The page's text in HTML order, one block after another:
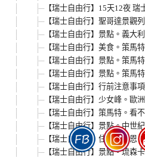
【瑞士自由行】15天12夜 瑞
【瑞士自由行】聖哥達景觀
【瑞士自由行】景點。義大
【瑞士自由行】美食。策馬
【瑞士自由行】景點。策馬
【瑞士自由行】景點。策馬
【瑞士自由行】行前注意事
【瑞士自由行】少女峰。歐
【瑞士自由行】策馬特。看
【瑞士自由行】景點。中世
【瑞士自由行】住宿。圖恩
【瑞士自由行】景點。琉森